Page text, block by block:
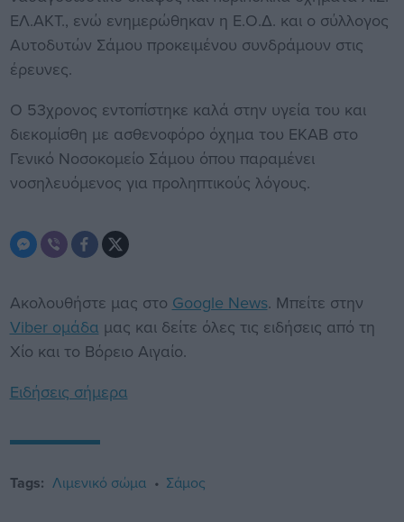
ΕΛ.ΑΚΤ., ενώ ενημερώθηκαν η Ε.Ο.Δ. και ο σύλλογος
Αυτοδυτών Σάμου προκειμένου συνδράμουν στις
έρευνες.
Ο 53χρονος εντοπίστηκε καλά στην υγεία του και
διεκομίσθη με ασθενοφόρο όχημα του ΕΚΑΒ στο
Γενικό Νοσοκομείο Σάμου όπου παραμένει
νοσηλευόμενος για προληπτικούς λόγους.
Ακολουθήστε μας στο Google News. Μπείτε στην
Viber ομάδα μας και δείτε όλες τις ειδήσεις από τη
Χίο και το Βόρειο Αιγαίο.
Ειδήσεις σήμερα
Tags: Λιμενικό σώμα Σάμος